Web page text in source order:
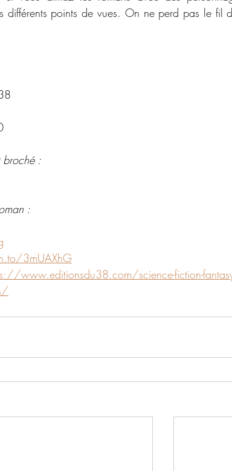
différents points de vues. On ne perd pas le fil
broché :
:
3mUAXhG
www.editionsdu38.com/science-fiction-